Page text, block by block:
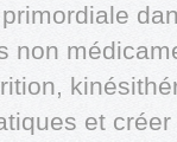
non
et